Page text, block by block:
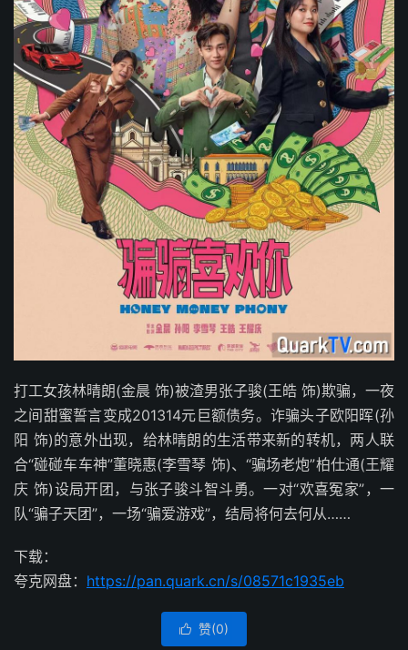
打工女孩林晴朗(金晨 饰)被渣男张子骏(王皓 饰)欺骗，一夜
之间甜蜜誓言变成201314元巨额债务。诈骗头子欧阳晖(孙
阳 饰)的意外出现，给林晴朗的生活带来新的转机，两人联
合“碰碰车车神”董晓惠(李雪琴 饰)、“骗场老炮”柏仕通(王耀
庆 饰)设局开团，与张子骏斗智斗勇。一对“欢喜冤家”，一
队“骗子天团”，一场“骗爱游戏”，结局将何去何从……
下载：
夸克网盘： https://pan.quark.cn/s/08571c1935eb
 赞(0)